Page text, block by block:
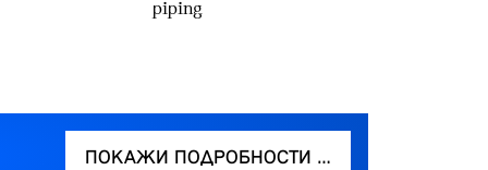
piping
ПОКАЖИ ПОДРОБНОСТИ …